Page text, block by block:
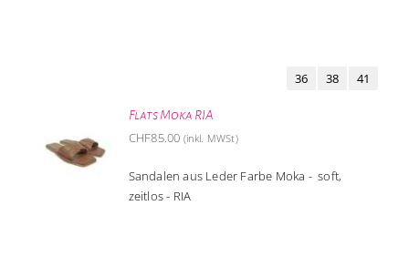
Flats Moka RIA
36 38 41
CHF85.00 (inkl. MWSt)
Sandalen aus Leder Farbe Moka - soft,
zeitlos - RIA